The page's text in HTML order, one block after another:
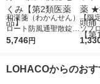
和漢箋（わかんせん）
ロート防風通聖散錠満
量a 372錠 ロート製薬
5,746円
【限
ソプ
S」
頭痛
LOHACOからのお